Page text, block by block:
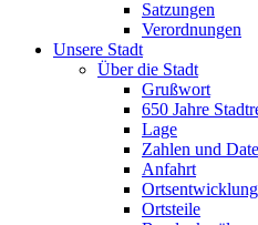
Satzungen
Verordnungen
Unsere Stadt
Über die Stadt
Grußwort
650 Jahre
Lage
Zahlen und
Anfahrt
Ortsentwicklung
Ortsteile